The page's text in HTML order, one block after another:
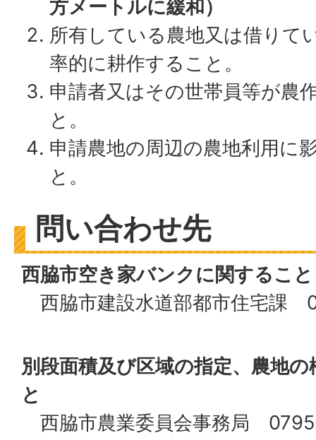
方メートルに緩和）
所有している農地又は借りて
率的に耕作すること。
申請者又はその世帯員等が農
と。
申請農地の周辺の農地利用に
と。
問い合わせ先
西脇市空き家バンクに関すること
西脇市建設水道部都市住宅課
別段面積及び区域の指定、農地
と
西脇市農業委員会事務局